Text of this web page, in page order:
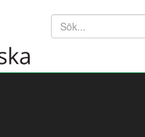
Söktext